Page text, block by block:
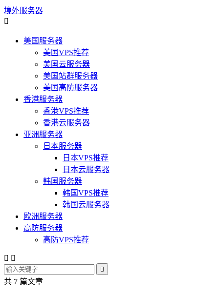
境外服务器

美国服务器
美国VPS推荐
美国云服务器
美国站群服务器
美国高防服务器
香港服务器
香港VPS推荐
香港云服务器
亚洲服务器
日本服务器
日本VPS推荐
日本云服务器
韩国服务器
韩国VPS推荐
韩国云服务器
欧洲服务器
高防服务器
高防VPS推荐
 

共 7 篇文章